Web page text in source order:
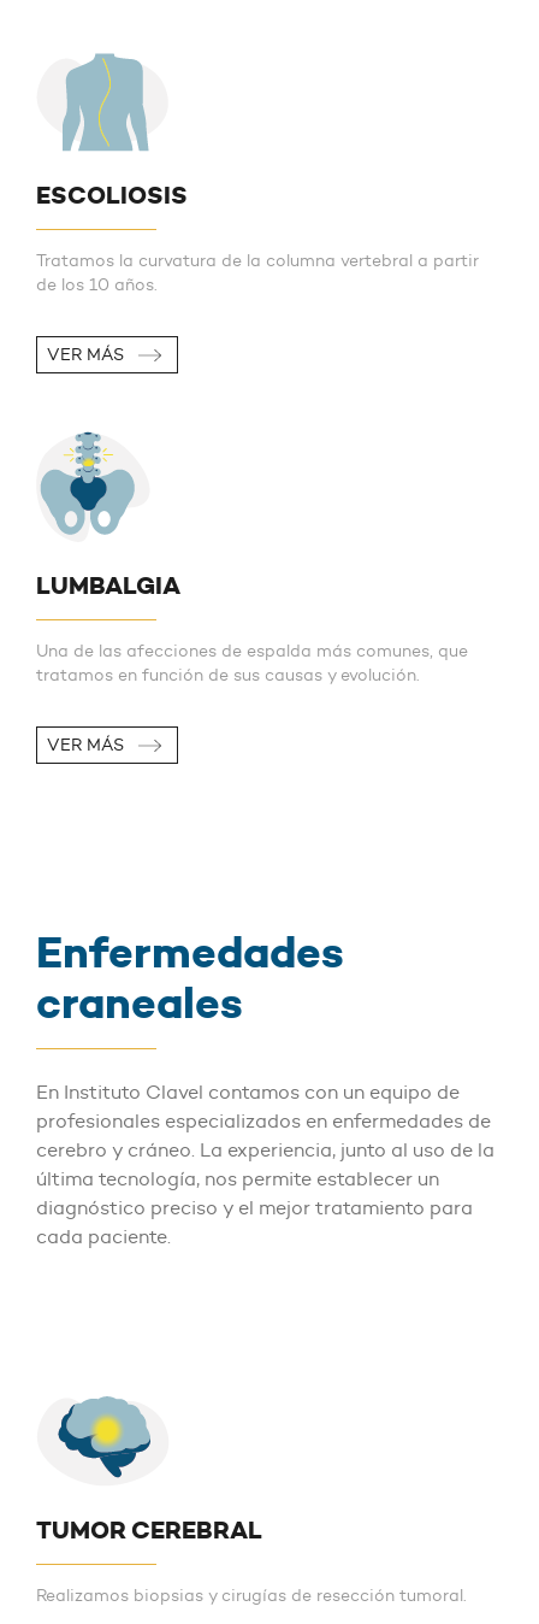
ESCOLIOSIS
Tratamos la curvatura de la columna vertebral a partir
de los 10 años.
VER MÁS
LUMBALGIA
Una de las afecciones de espalda más comunes, que
tratamos en función de sus causas y evolución.
VER MÁS
Enfermedades
craneales
En Instituto Clavel contamos con un equipo de
profesionales especializados en enfermedades de
cerebro y cráneo. La experiencia, junto al uso de la
última tecnología, nos permite establecer un
diagnóstico preciso y el mejor tratamiento para
cada paciente.
TUMOR CEREBRAL
Realizamos biopsias y cirugías de resección tumoral.